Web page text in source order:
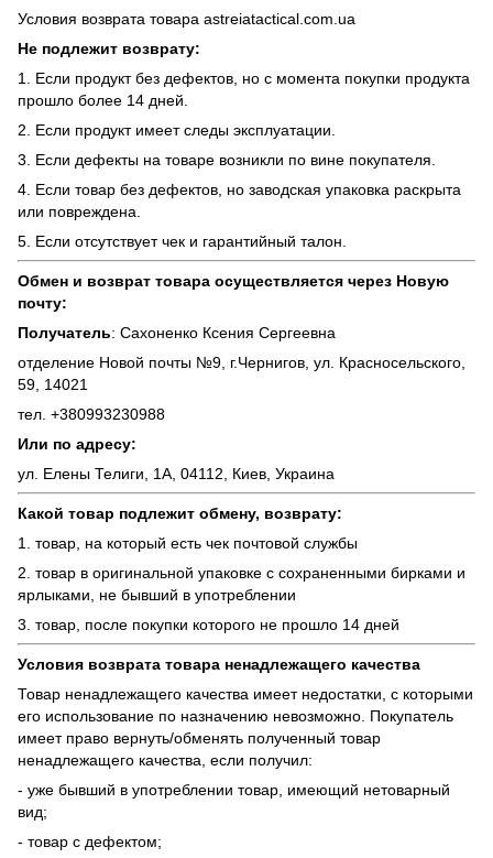
Условия возврата товара astreiatactical.com.ua
Не подлежит возврату:
1. Если продукт без дефектов, но с момента покупки продукта
прошло более 14 дней.
2. Если продукт имеет следы эксплуатации.
3. Если дефекты на товаре возникли по вине покупателя.
4. Если товар без дефектов, но заводская упаковка раскрыта
или повреждена.
5. Если отсутствует чек и гарантийный талон.
Обмен и возврат товара осуществляется через Новую
почту:
Получатель: Сахоненко Ксения Сергеевна
отделение Новой почты №9, г.Чернигов, ул. Красносельского,
59, 14021
тел. +380993230988
Или по адресу:
ул. Елены Телиги, 1А, 04112, Киев, Украина
Какой товар подлежит обмену, возврату:
1. товар, на который есть чек почтовой службы
2. товар в оригинальной упаковке с сохраненными бирками и
ярлыками, не бывший в употреблении
3. товар, после покупки которого не прошло 14 дней
Условия возврата товара ненадлежащего качества
Товар ненадлежащего качества имеет недостатки, с которыми
его использование по назначению невозможно. Покупатель
имеет право вернуть/обменять полученный товар
ненадлежащего качества, если получил:
- уже бывший в употреблении товар, имеющий нетоварный
вид;
- товар с дефектом;